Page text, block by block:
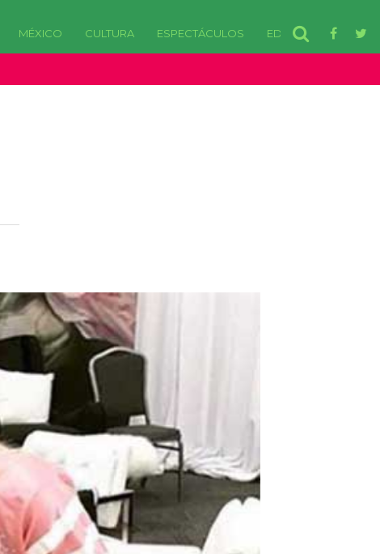
MÉXICO CULTURA ESPECTÁCULOS EDOMEX